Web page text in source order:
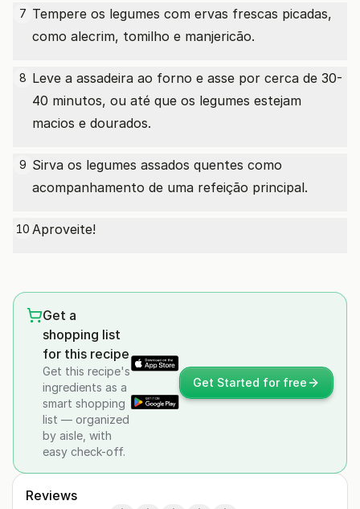
7 Tempere os legumes com ervas frescas picadas,
como alecrim, tomilho e manjericão.
8 Leve a assadeira ao forno e asse por cerca de 30-
40 minutos, ou até que os legumes estejam
macios e dourados.
9 Sirva os legumes assados quentes como
acompanhamento de uma refeição principal.
10 Aproveite!
Get a
shopping list
for this recipe
Get this recipe's
ingredients as a
smart shopping
list — organized
by aisle, with
easy check-off.
Get Started for free
Reviews